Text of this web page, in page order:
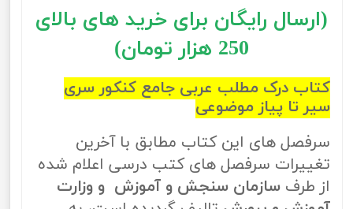
(ارسال رایگان برای خرید های بالای
250 هزار تومان)
کتاب درک مطلب عربی جامع کنکور سری
سیر تا پیاز موضوعی
سرفصل های این کتاب مطابق با آخرین
تغییرات سرفصل های کتب درسی اعلام شده
از طرف سازمان سنجش و آموزش و وزارت